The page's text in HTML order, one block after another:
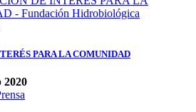
PARA LA COMUNIDAD
2020